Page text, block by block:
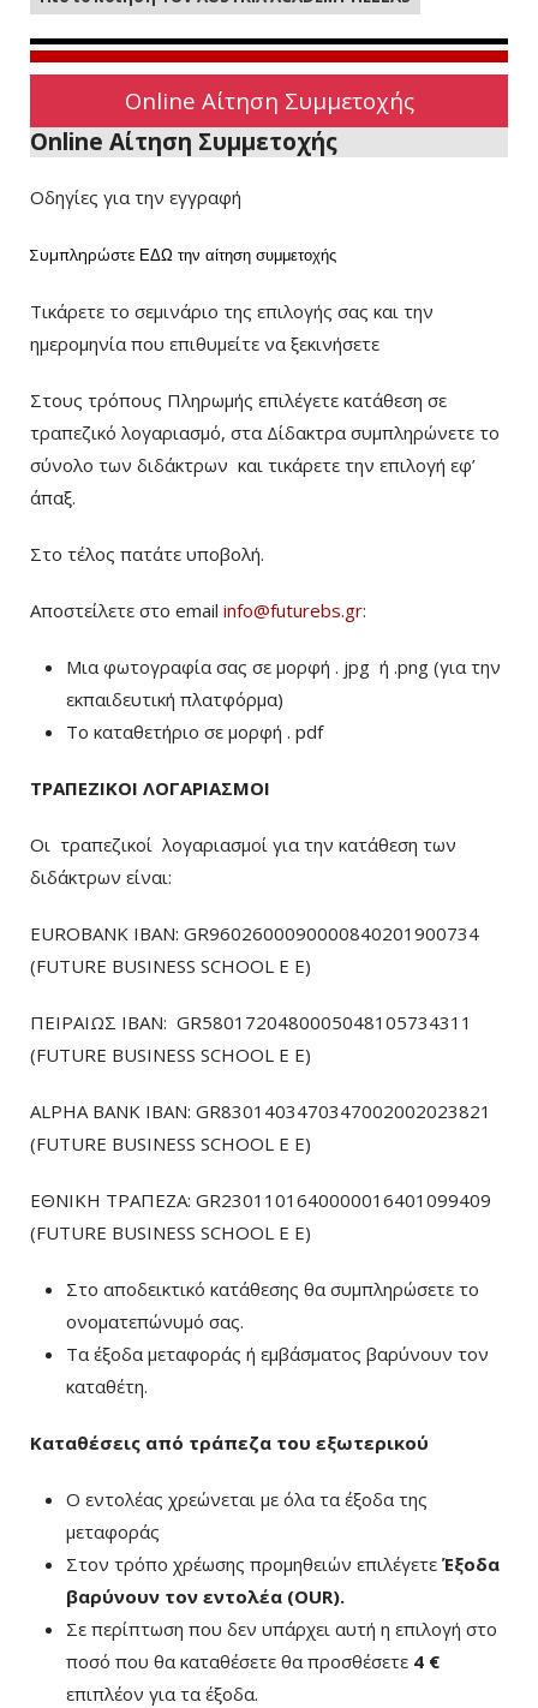
Online Αίτηση Συμμετοχής
Online Αίτηση Συμμετοχής
Οδηγίες για την εγγραφή
Συμπληρώστε ΕΔΩ την αίτηση συμμετοχής
Τικάρετε το σεμινάριο της επιλογής σας και την
ημερομηνία που επιθυμείτε να ξεκινήσετε
Στους τρόπους Πληρωμής επιλέγετε κατάθεση σε
τραπεζικό λογαριασμό, στα Δίδακτρα συμπληρώνετε το
σύνολο των διδάκτρων και τικάρετε την επιλογή εφ’
άπαξ.
Στο τέλος πατάτε υποβολή.
Αποστείλετε στο email info@futurebs.gr:
Μια φωτογραφία σας σε μορφή . jpg ή .png (για την
εκπαιδευτική πλατφόρμα)
To καταθετήριο σε μορφή . pdf
ΤΡΑΠΕΖΙΚΟΙ ΛΟΓΑΡΙΑΣΜΟΙ
Οι τραπεζικοί λογαριασμοί για την κατάθεση των
διδάκτρων είναι:
EUROBANK IBAN: GR9602600090000840201900734
(FUTURE BUSINESS SCHOOL E E)
ΠΕΙΡΑΙΩΣ ΙΒΑΝ: GR5801720480005048105734311
(FUTURE BUSINESS SCHOOL E E)
ALPHA BANK IBAN: GR8301403470347002002023821
(FUTURE BUSINESS SCHOOL E E)
ΕΘΝΙΚΗ ΤΡΑΠΕΖΑ: GR2301101640000016401099409
(FUTURE BUSINESS SCHOOL E E)
Στο αποδεικτικό κατάθεσης θα συμπληρώσετε το
ονοματεπώνυμό σας.
Τα έξοδα μεταφοράς ή εμβάσματος βαρύνουν τον
καταθέτη.
Καταθέσεις από τράπεζα του εξωτερικού
Ο εντολέας χρεώνεται με όλα τα έξοδα της
μεταφοράς
Στον τρόπο χρέωσης προμηθειών επιλέγετε Έξοδα
βαρύνουν τον εντολέα (ΟUR).
Σε περίπτωση που δεν υπάρχει αυτή η επιλογή στο
ποσό που θα καταθέσετε θα προσθέσετε 4 €
επιπλέον για τα έξοδα.